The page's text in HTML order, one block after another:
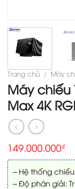
Trang chủ / Máy
Máy chiếu
Max 4K
149.000.000₫
– Hệ thống
– Độ phân giải: